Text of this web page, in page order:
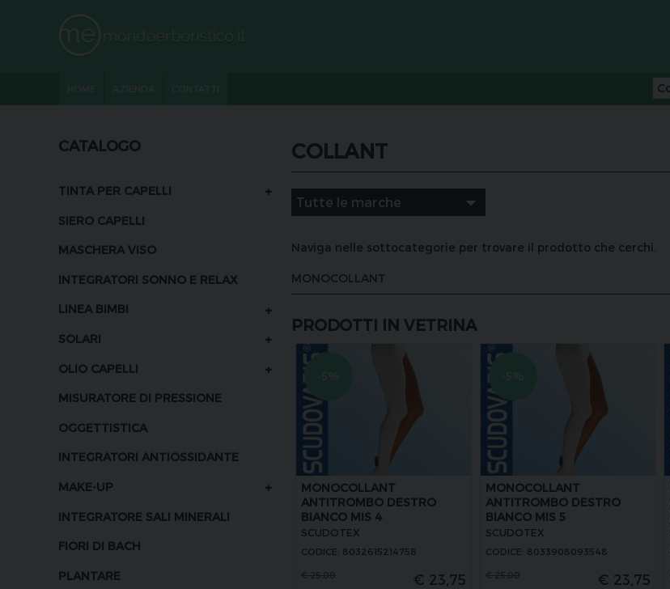
CATALOGO
TINTA PER CAPELLI +
SIERO CAPELLI
MASCHERA VISO
INTEGRATORI SONNO E RELAX
LINEA BIMBI +
SOLARI +
OLIO CAPELLI +
MISURATORE DI PRESSIONE
OGGETTISTICA
INTEGRATORI ANTIOSSIDANTE
MAKE-UP +
INTEGRATORE SALI MINERALI
FIORI DI BACH
PLANTARE
COLLANT
Naviga nelle sottocategorie per trovare il prodotto che cerchi.
MONOCOLLANT
PRODOTTI IN VETRINA
MONOCOLLANT
ANTITROMBO DESTRO
BIANCO MIS 4
SCUDOTEX
CODICE: 8032615214758
€ 23,75
MONOCOLLANT
ANTITROMBO DESTRO
BIANCO MIS 5
SCUDOTEX
CODICE: 8033908093548
€ 23,75